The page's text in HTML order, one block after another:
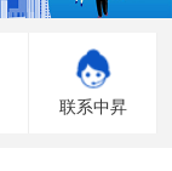
联系中昇